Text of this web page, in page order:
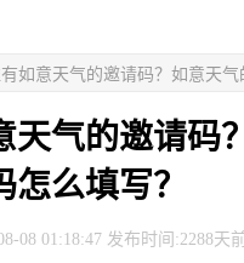
如意天气的邀请码？如意天气
天气的邀请码
怎么填写？
08 01:18:47 发布时间:2288天